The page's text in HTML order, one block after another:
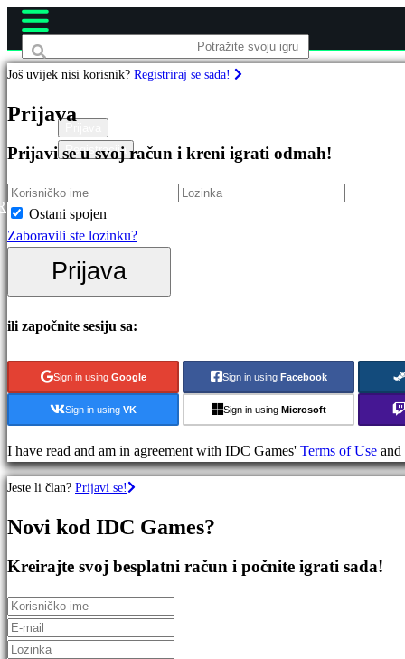
Igre
Istaknuto
Nova
izdanja
Besplatno
za
igranje
Akcijske
igre
Strateške
igre
Avanturističke
igre
MMO
igre
RPG
Sportske
igre
Pucačke
igre
Registracija
Još uvijek nisi korisnik? Registriraj se sada!
Prijava
Prijavi se u svoj račun i kreni igrati odmah!
Ostani spojen
Zaboravili ste lozinku?
Prijava
ili započnite sesiju sa:
Sign in using Google Sign in using Facebook
Sign in using VK Sign in using Microsoft
I have read and am in agreement with IDC Games' Terms of Use and
Jeste li član? Prijavi se!
Novi kod IDC Games?
Kreirajte svoj besplatni račun i počnite igrati sada!